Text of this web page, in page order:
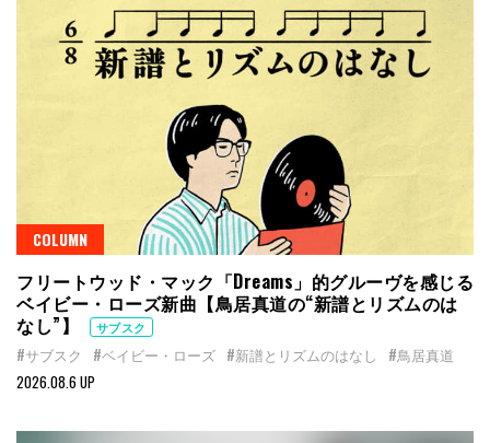
COLUMN
フリートウッド・マック「Dreams」的グルーヴを感じる
ベイビー・ローズ新曲【鳥居真道の“新譜とリズムのは
なし”】
サブスク
#サブスク #ベイビー・ローズ #新譜とリズムのはなし
#鳥居真道
2026.08.6 UP